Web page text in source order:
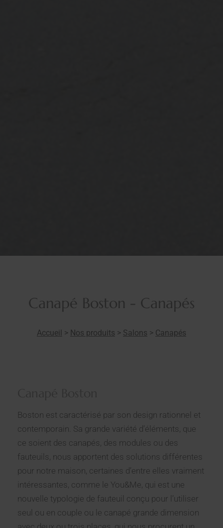
Canapé Boston - Canapés
Accueil > Nos produits > Salons > Canapés
Boston est caractérisé par son design rationnel et
contemporain. Sa grande variété d’éléments, que
ce soient des canapés, des modules ou des
fauteuils, nous apportent des solutions différentes
pour notre maison, certaines d’entre elles vraiment
intéressantes, comme le You&Me, qui est une
nouvelle typologie de fauteuil conçu pour l’utiliser
seul ou en couple ou le canapé grande dimension